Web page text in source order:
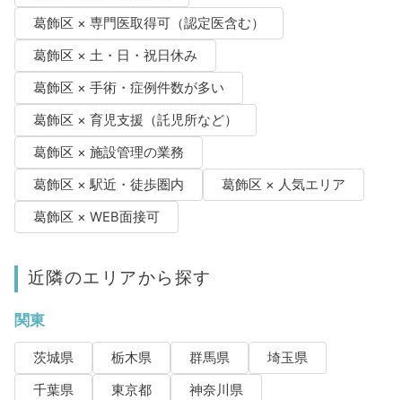
葛飾区 × 専門医取得可（認定医含む）
葛飾区 × 土・日・祝日休み
葛飾区 × 手術・症例件数が多い
葛飾区 × 育児支援（託児所など）
葛飾区 × 施設管理の業務
葛飾区 × 駅近・徒歩圏内
葛飾区 × 人気エリア
葛飾区 × WEB面接可
近隣のエリアから探す
関東
茨城県 栃木県 群馬県
埼玉県
千葉県
東京都 神奈川県